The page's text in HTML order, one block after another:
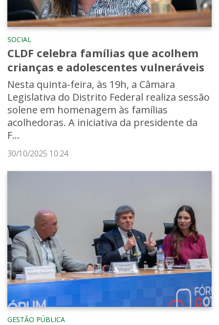
SOCIAL
CLDF celebra famílias que acolhem
crianças e adolescentes vulneráveis
Nesta quinta-feira, às 19h, a Câmara
Legislativa do Distrito Federal realiza sessão
solene em homenagem às famílias
acolhedoras. A iniciativa da presidente da
F...
30/10/2025 10:24
GESTÃO PÚBLICA